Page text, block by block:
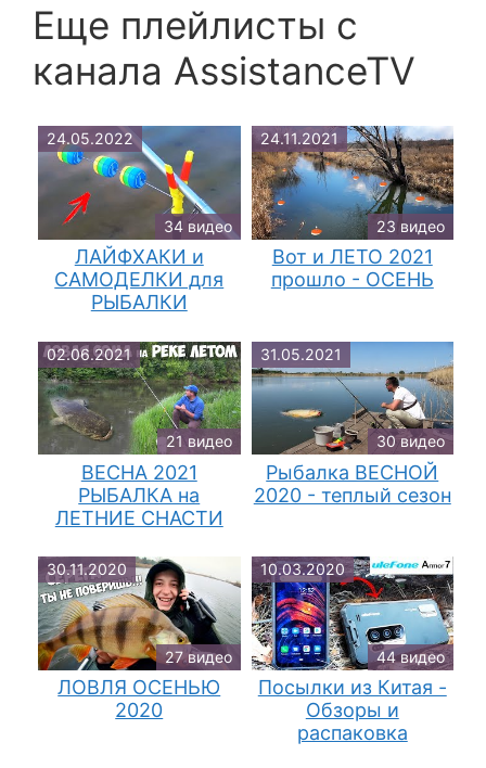
Еще плейлисты c
канала AssistanceTV
24.05.2022
34 видео
ЛАЙФХАКИ и
САМОДЕЛКИ для
РЫБАЛКИ
24.11.2021
23 видео
Вот и ЛЕТО 2021
прошло - ОСЕНЬ
02.06.2021
21 видео
ВЕСНА 2021
РЫБАЛКА на
ЛЕТНИЕ СНАСТИ
31.05.2021
30 видео
Рыбалка ВЕСНОЙ
2020 - теплый сезон
30.11.2020
27 видео
ЛОВЛЯ ОСЕНЬЮ
2020
10.03.2020
44 видео
Посылки из Китая -
Обзоры и
распаковка